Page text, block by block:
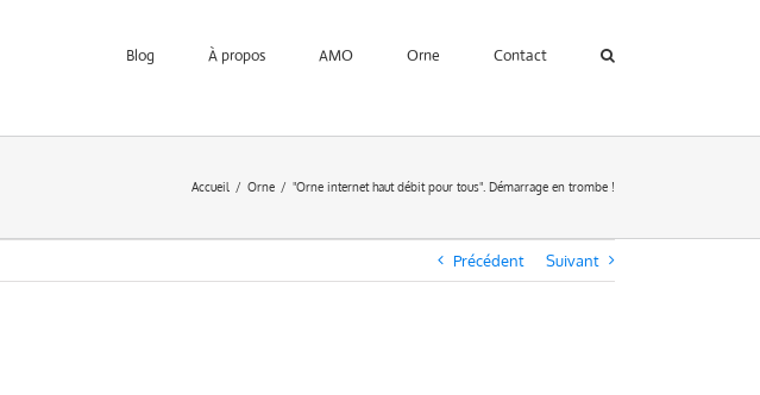
Blog À propos AMO Orne Contact
Accueil Orne "Orne internet haut débit pour tous". Démarrage en trombe !
Précédent Suivant